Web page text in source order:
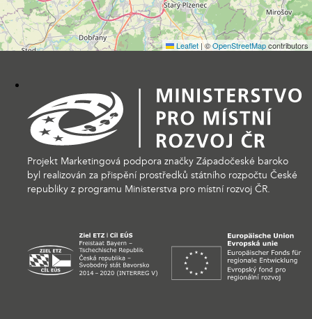
Leaflet |©OpenStreetMapcontributors
Projekt Marketingová podpora značky Západočeské baroko
byl realizován za přispění prostředků státního rozpočtu České
republiky z programu Ministerstva pro místní rozvoj ČR.